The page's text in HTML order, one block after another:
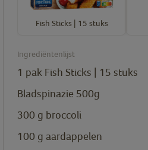
Fish Sticks | 15 stuks
Ingrediëntenlijst
1 pak Fish Sticks | 15 stuks
Bladspinazie 500g
300 g broccoli
100 g aardappelen